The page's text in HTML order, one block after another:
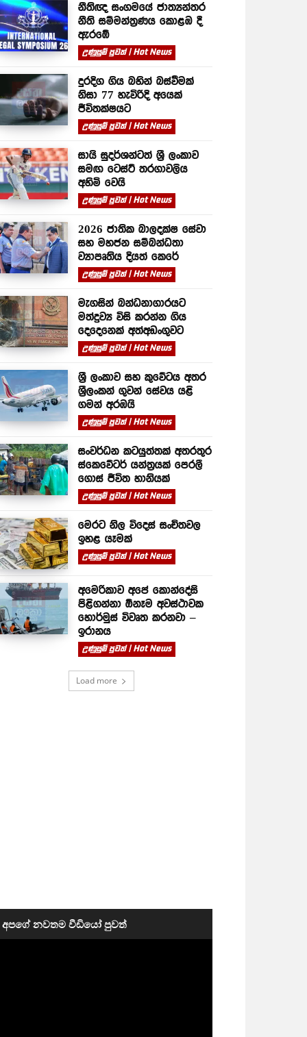
නීතිඥ සංගමයේ ජාත්‍යන්තර
නීති සම්මන්ත්‍රණය කොළඹ දී
ඇරඹේ
උණුසුම් පුවත් | Hot News
දුරදිග ගිය බහින් බස්වීමක්
නිසා 77 හැවිරිදි අයෙක්
ජීවිතක්ෂයට
උණුසුම් පුවත් | Hot News
සායි සුදර්ශන්ටත් ශ්‍රී ලංකාව
සමඟ ටෙස්ට් තරගාවලිය
අහිමි වෙයි
උණුසුම් පුවත් | Hot News
2026 ජාතික බාලදක්ෂ සේවා
සහ මහජන සම්බන්ධතා
ව්‍යාපෘතිය දියත් කෙරේ
උණුසුම් පුවත් | Hot News
මැගසින් බන්ධනාගාරයට
මත්ද්‍රව්‍ය විසි කරන්න ගිය
දෙදෙනෙක් අත්අඩංගුවට
උණුසුම් පුවත් | Hot News
ශ්‍රී ලංකාව සහ කුවේටය අතර
ශ්‍රීලංකන් ගුවන් සේවය යළි
ගමන් අරඹයි
උණුසුම් පුවත් | Hot News
සංවර්ධන කටයුත්තක් අතරතුර
ස්කෙවේටර් යන්ත්‍රයක් පෙරලී
ගොස් ජීවිත හානියක්
උණුසුම් පුවත් | Hot News
මෙරට නිල විදෙස් සංචිතවල
ඉහළ යෑමක්
උණුසුම් පුවත් | Hot News
අමෙරිකාව අපේ කොන්දේසි
පිළිගන්නා ඕනෑම අවස්ථාවක
හොර්මුස් විවෘත කරනවා –
ඉරානය
උණුසුම් පුවත් | Hot News
Load more
අපගේ නවතම වීඩියෝ පුවත්